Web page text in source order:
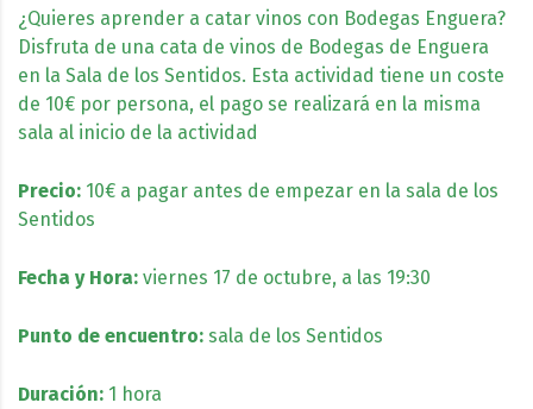
¿Quieres aprender a catar vinos con Bodegas Enguera?
Disfruta de una cata de vinos de Bodegas de Enguera
en la Sala de los Sentidos. Esta actividad tiene un coste
de 10€ por persona, el pago se realizará en la misma
sala al inicio de la actividad
Precio: 10€ a pagar antes de empezar en la sala de los
Sentidos
Fecha y Hora: viernes 17 de octubre, a las 19:30
Punto de encuentro: sala de los Sentidos
Duración: 1 hora